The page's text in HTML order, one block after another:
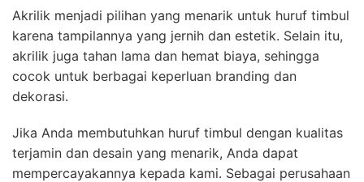
Akrilik menjadi pilihan yang menarik untuk huruf timbul
karena tampilannya yang jernih dan estetik. Selain itu,
akrilik juga tahan lama dan hemat biaya, sehingga
cocok untuk berbagai keperluan branding dan
dekorasi.
Jika Anda membutuhkan huruf timbul dengan kualitas
terjamin dan desain yang menarik, Anda dapat
mempercayakannya kepada kami. Sebagai perusahaan